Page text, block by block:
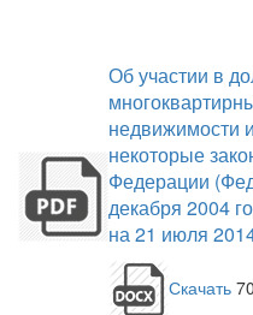
Об участии в
недвижимости
некоторые
Федерации
декабря 2004
на 21 июля
Скачать